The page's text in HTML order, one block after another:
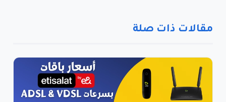
مقالات ذات صلة